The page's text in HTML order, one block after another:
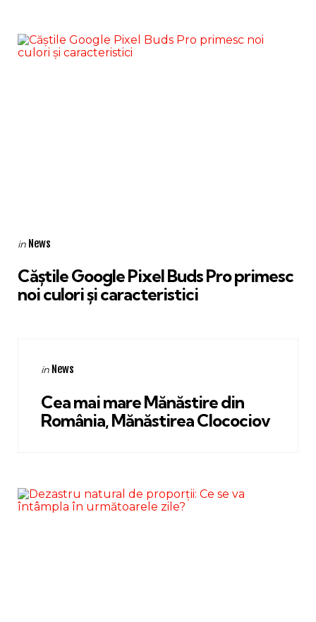
Categories
Posted
in News
Căștile Google Pixel Buds Pro primesc
noi culori și caracteristici
Categories
Posted
in News
Cea mai mare Mănăstire din
România, Mănăstirea Clocociov